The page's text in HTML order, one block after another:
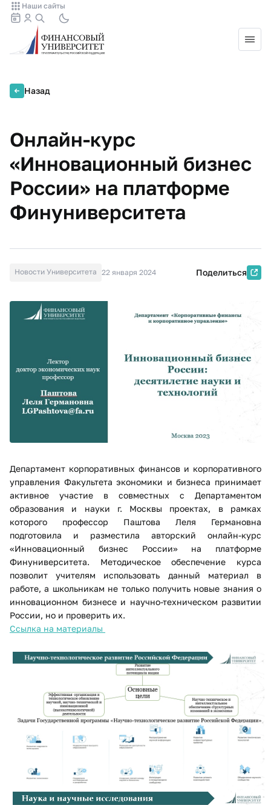
Наши сайты
Назад
Онлайн-курс
«Инновационный бизнес
России» на платформе
Финуниверситета
Новости Университета 22 января 2024 Поделиться
Департамент корпоративных финансов и корпоративного
управления Факультета экономики и бизнеса принимает
активное участие в совместных с Департаментом
образования и науки г. Москвы проектах, в рамках
которого профессор Паштова Леля Германовна
подготовила и разместила авторский онлайн-курс
«Инновационный бизнес России» на платформе
Финуниверситета. Методическое обеспечение курса
позволит учителям использовать данный материал в
работе, а школьникам не только получить новые знания о
инновационном бизнесе и научно-техническом развитии
России, но и проверить их.
Ссылка на материалы ​